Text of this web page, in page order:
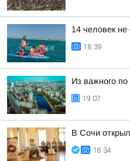
14 человек не
18:39
Из важного
19:07
В Сочи
18:34